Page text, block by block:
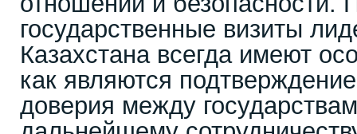
государственные визиты
Казахстана всегда имеют
как являются
доверия между